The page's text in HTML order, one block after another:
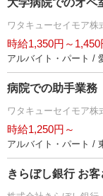
大学病院でのオペ
ワタキューセイモア株
時給1,350円～1,450
アルバイト・パート /
病院での助手業務
ワタキューセイモア株
時給1,250円～
アルバイト・パート /
きらぼし銀行 お